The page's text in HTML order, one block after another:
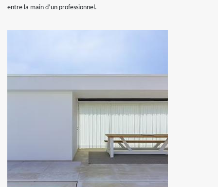
entre la main d’un professionnel.